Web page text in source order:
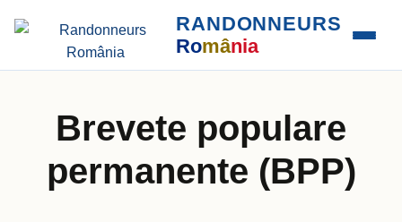
RANDONNEURS
România
Brevete populare
permanente (BPP)